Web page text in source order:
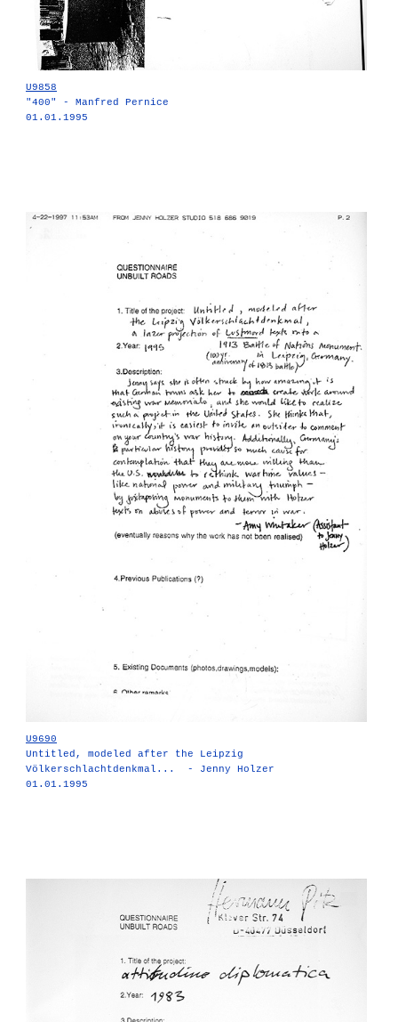
U9858
"400" - Manfred Pernice
01.01.1995
U9690
Untitled, modeled after the Leipzig
Völkerschlachtdenkmal... - Jenny Holzer
01.01.1995